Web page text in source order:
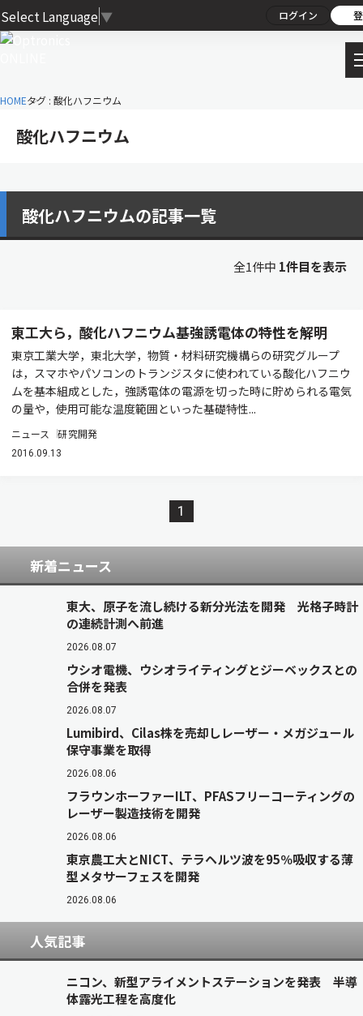
Select Language ▼ ログイン
HOMEタグ : 酸化ハフニウム
酸化ハフニウム
酸化ハフニウムの記事一覧
全1件中 1件目を表示
東工大ら，酸化ハフニウム基強誘電体の特性を解明
東京工業大学，東北大学，物質・材料研究機構らの研究グループ
は，スマホやパソコンのトランジスタに使われている酸化ハフニウ
ムを基本組成とした，強誘電体の電源を切った時に貯められる電気
の量や，使用可能な温度範囲といった基礎特性...
ニュース 研究開発
2016.09.13
1
新着ニュース
東大、原子を流し続ける新分光法を開発 光格子時計
の連続計測へ前進
2026.08.07
ウシオ電機、ウシオライティングとジーベックスとの
合併を発表
2026.08.07
Lumibird、Cilas株を売却しレーザー・メガジュール
保守事業を取得
2026.08.06
フラウンホーファーILT、PFASフリーコーティングの
レーザー製造技術を開発
2026.08.06
東京農工大とNICT、テラヘルツ波を95％吸収する薄
型メタサーフェスを開発
2026.08.06
人気記事
ニコン、新型アライメントステーションを発表 半導
体露光工程を高度化